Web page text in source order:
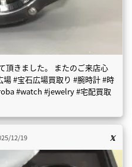
頂きました。 またのご来店心
#宝石広場買取り #腕時計 #時
#watch #jewelry #宅配買取
12/19